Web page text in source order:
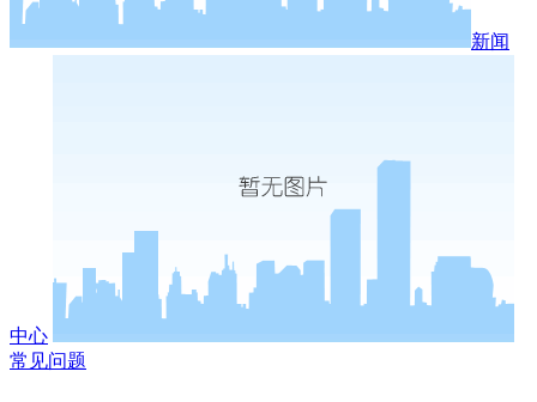
新闻
中心
常见问题